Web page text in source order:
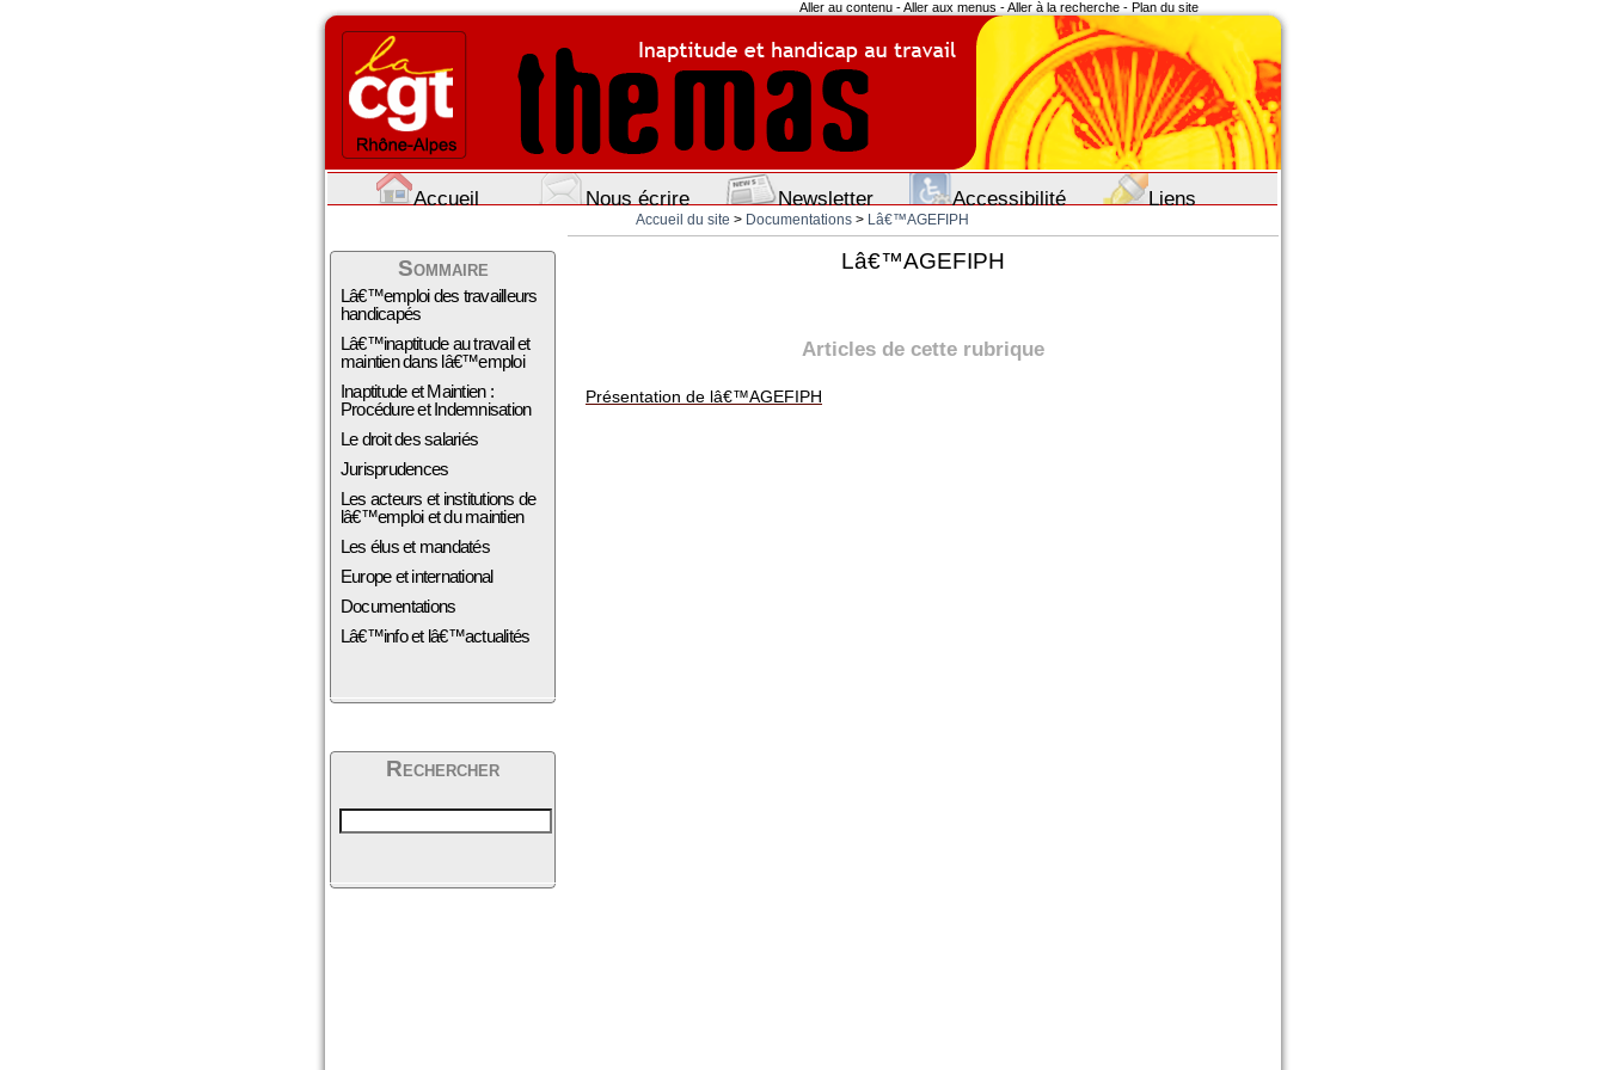
Aller au contenu -Aller aux menus -Aller à la recherche - Plan du site
Accueil Nous écrire Newsletter Accessibilité Liens
Accueil du site > Documentations > Lâ€™AGEFIPH
Sommaire
Lâ€™emploi des travailleurs
handicapés
Lâ€™inaptitude au travail et
maintien dans lâ€™emploi
Inaptitude et Maintien :
Procédure et Indemnisation
Le droit des salariés
Jurisprudences
Les acteurs et institutions de
lâ€™emploi et du maintien
Les élus et mandatés
Europe et international
Documentations
Lâ€™info et lâ€™actualités
Rechercher
Lâ€™AGEFIPH
Articles de cette rubrique
Présentation de lâ€™AGEFIPH